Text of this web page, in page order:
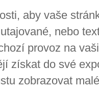
aby vaše
nebo
provoz na
získat do své
zobrazovat